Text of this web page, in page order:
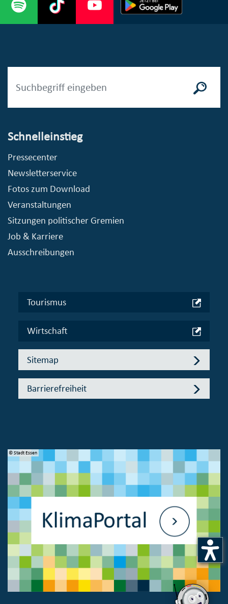
Schnelleinstieg
Pressecenter
Newsletterservice
Fotos zum Download
Veranstaltungen
Sitzungen politischer Gremien
Job & Karriere
Ausschreibungen
Tourismus
Wirtschaft
Sitemap
Barrierefreiheit
© Stadt Essen